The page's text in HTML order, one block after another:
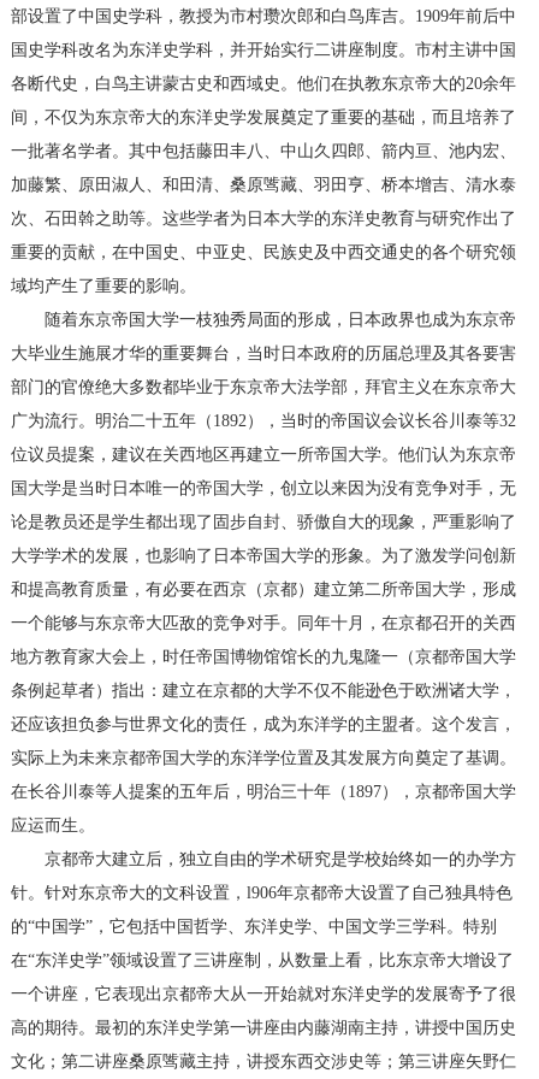
部设置了中国史学科，教授为市村瓒次郎和白鸟库吉。1909年前后中
国史学科改名为东洋史学科，并开始实行二讲座制度。市村主讲中国
各断代史，白鸟主讲蒙古史和西域史。他们在执教东京帝大的20余年
间，不仅为东京帝大的东洋史学发展奠定了重要的基础，而且培养了
一批著名学者。其中包括藤田丰八、中山久四郎、箭内亘、池内宏、
加藤繁、原田淑人、和田清、桑原骘藏、羽田亨、桥本增吉、清水泰
次、石田斡之助等。这些学者为日本大学的东洋史教育与研究作出了
重要的贡献，在中国史、中亚史、民族史及中西交通史的各个研究领
域均产生了重要的影响。
随着东京帝国大学一枝独秀局面的形成，日本政界也成为东京帝
大毕业生施展才华的重要舞台，当时日本政府的历届总理及其各要害
部门的官僚绝大多数都毕业于东京帝大法学部，拜官主义在东京帝大
广为流行。明治二十五年（1892），当时的帝国议会议长谷川泰等32
位议员提案，建议在关西地区再建立一所帝国大学。他们认为东京帝
国大学是当时日本唯一的帝国大学，创立以来因为没有竞争对手，无
论是教员还是学生都出现了固步自封、骄傲自大的现象，严重影响了
大学学术的发展，也影响了日本帝国大学的形象。为了激发学问创新
和提高教育质量，有必要在西京（京都）建立第二所帝国大学，形成
一个能够与东京帝大匹敌的竞争对手。同年十月，在京都召开的关西
地方教育家大会上，时任帝国博物馆馆长的九鬼隆一（京都帝国大学
条例起草者）指出：建立在京都的大学不仅不能逊色于欧洲诸大学，
还应该担负参与世界文化的责任，成为东洋学的主盟者。这个发言，
实际上为未来京都帝国大学的东洋学位置及其发展方向奠定了基调。
在长谷川泰等人提案的五年后，明治三十年（1897），京都帝国大学
应运而生。
京都帝大建立后，独立自由的学术研究是学校始终如一的办学方
针。针对东京帝大的文科设置，l906年京都帝大设置了自己独具特色
的“中国学”，它包括中国哲学、东洋史学、中国文学三学科。特别
在“东洋史学”领域设置了三讲座制，从数量上看，比东京帝大增设了
一个讲座，它表现出京都帝大从一开始就对东洋史学的发展寄予了很
高的期待。最初的东洋史学第一讲座由内藤湖南主持，讲授中国历史
文化；第二讲座桑原骘藏主持，讲授东西交涉史等；第三讲座矢野仁